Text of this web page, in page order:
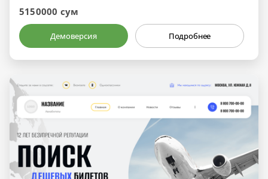
5150000 сум
Демоверсия Подробнее